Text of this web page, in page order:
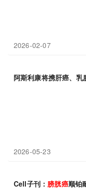
2026-02-07
阿斯利康将携肝癌、乳
2026-05-23
Cell子刊： 膀胱癌顺铂